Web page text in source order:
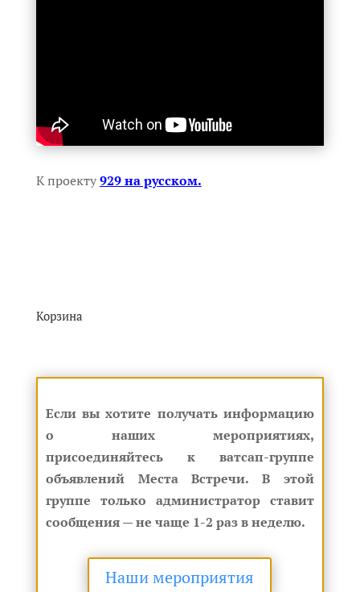
К проекту929 на русском.
Корзина
Если вы хотите получать информацию
о наших мероприятиях,
присоединяйтесь к ватсап-группе
объявлений Места Встречи. В этой
группе только администратор ставит
сообщения — не чаще 1-2 раз в неделю.
Наши мероприятия